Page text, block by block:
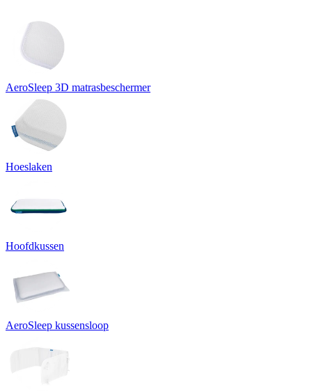
AeroSleep 3D matrasbeschermer
Hoeslaken
Hoofdkussen
AeroSleep kussensloop